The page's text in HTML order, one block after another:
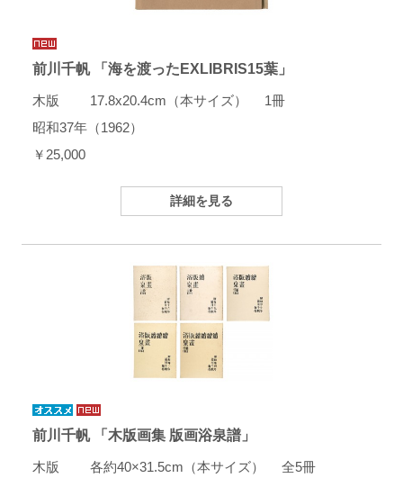
前川千帆 「海を渡ったEXLIBRIS15葉」
木版 17.8x20.4cm（本サイズ） 1冊
昭和37年（1962）
￥25,000
詳細を見る
前川千帆 「木版画集 版画浴泉譜」
木版 各約40×31.5cm（本サイズ） 全5冊